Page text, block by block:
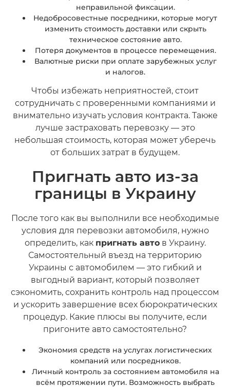
неправильной фиксации.
Недобросовестные посредники, которые могут
изменить стоимость доставки или скрыть
техническое состояние авто.
Потеря документов в процессе перемещения.
Валютные риски при оплате зарубежных услуг
и налогов.
Чтобы избежать неприятностей, стоит
сотрудничать с проверенными компаниями и
внимательно изучать условия контракта. Также
лучше застраховать перевозку — это
небольшая стоимость, которая может уберечь
от больших затрат в будущем.
Пригнать авто из-за
границы в Украину
После того как вы выполнили все необходимые
условия для перевозки автомобиля, нужно
определить, как пригнать автов Украину.
Самостоятельный въезд на территорию
Украины с автомобилем — это гибкий и
выгодный вариант, который позволяет
сэкономить, сохранить контроль над процессом
и ускорить завершение всех бюрократических
процедур. Какие плюсы вы получите, если
пригоните авто самостоятельно?
Экономия средств на услугах логистических
компаний или посредников.
Личный контроль за состоянием автомобиля на
всём протяжении пути. Возможность выбрать